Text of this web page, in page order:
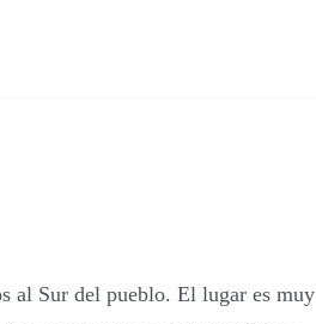
al Sur del pueblo. El lugar es muy